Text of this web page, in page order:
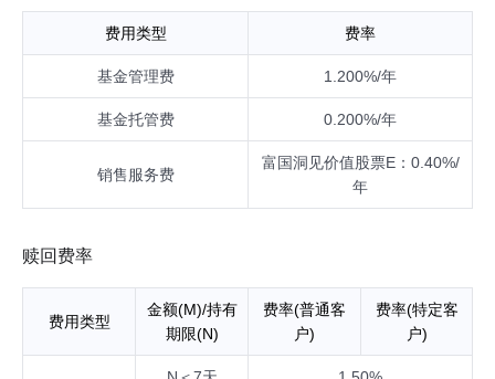
后，以变更后的比例为准，本基金的投资比例会做相应调整。
费用类型 费率
基金管理费 1.200%/年
基金托管费 0.200%/年
销售服务费
富国洞见价值股票E：0.40%/
年
赎回费率
费用类型
金额(M)/持有
期限(N)
费率(普通客
户)
费率(特定客
户)